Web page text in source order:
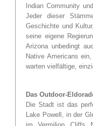
Indian Community
Jeder dieser
Geschichte und
seine eigene
Arizona unbedingt
Native Americans
warten vielfältige,
Das Outdoor-
Die Stadt ist das
Lake Powell, in der